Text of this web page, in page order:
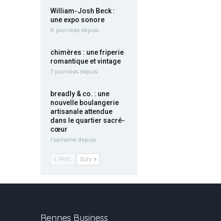
William-Josh Beck :
une expo sonore
6 journées depuis
chimères : une friperie
romantique et vintage
7 journées depuis
breadly & co. : une
nouvelle boulangerie
artisanale attendue
dans le quartier sacré-
cœur
1 semaine depuis
PREC SUIV
Rennes Business